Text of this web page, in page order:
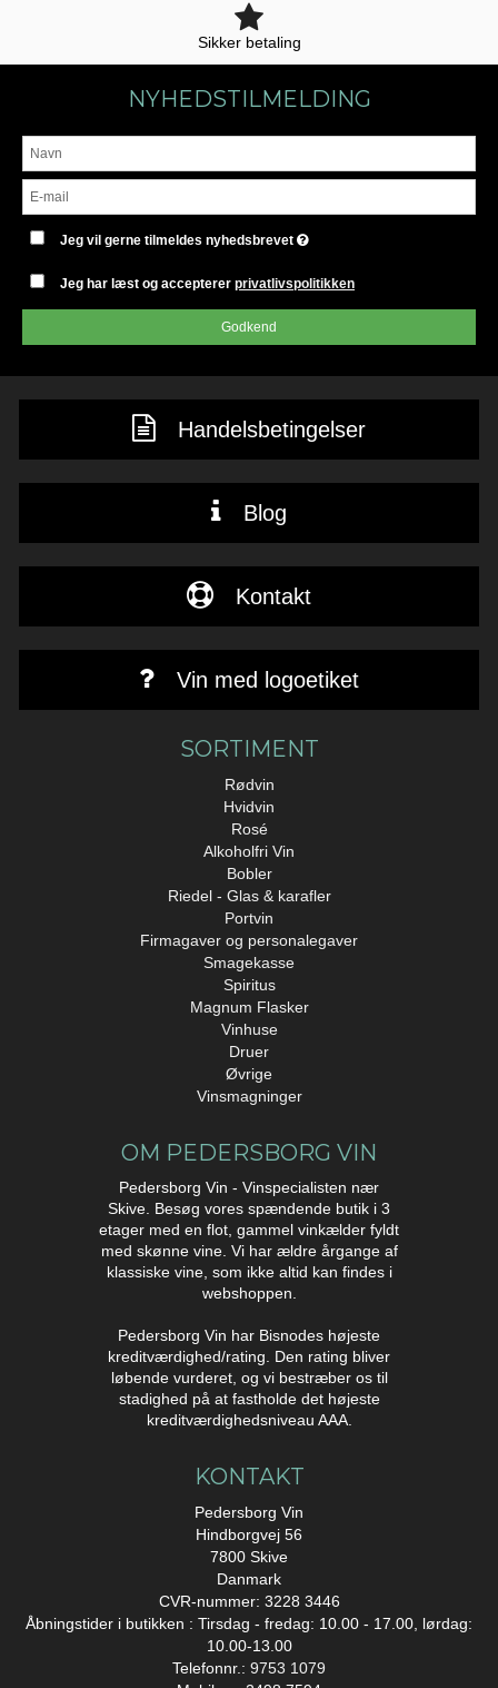
Sikker betaling
NYHEDSTILMELDING
Jeg vil gerne tilmeldes nyhedsbrevet
Jeg har læst og acceptererprivatlivspolitikken
Godkend
Handelsbetingelser
Blog
Kontakt
Vin med logoetiket
SORTIMENT
Rødvin
Hvidvin
Rosé
Alkoholfri Vin
Bobler
Riedel - Glas & karafler
Portvin
Firmagaver og personalegaver
Smagekasse
Spiritus
Magnum Flasker
Vinhuse
Druer
Øvrige
Vinsmagninger
OM PEDERSBORG VIN
Pedersborg Vin - Vinspecialisten nær
Skive. Besøg vores spændende butik i 3
etager med en flot, gammel vinkælder fyldt
med skønne vine. Vi har ældre årgange af
klassiske vine, som ikke altid kan findes i
webshoppen.
Pedersborg Vin har Bisnodes højeste
kreditværdighed/rating. Den rating bliver
løbende vurderet, og vi bestræber os til
stadighed på at fastholde det højeste
kreditværdighedsniveau AAA.
KONTAKT
Pedersborg Vin
Hindborgvej 56
7800 Skive
Danmark
CVR-nummer: 3228 3446
Åbningstider i butikken : Tirsdag - fredag: 10.00 - 17.00, lørdag:
10.00-13.00
Telefonnr.: 9753 1079